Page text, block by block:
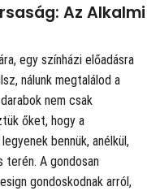
Az Alkalmi
egy színházi előadásra
nálunk megtalálod a
nem csak
őket, hogy a
bennük, anélkül,
terén. A gondosan
gondoskodnak arról,